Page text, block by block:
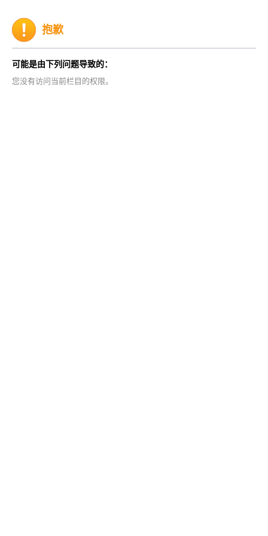
抱歉
可能是由下列问题导致的：
您没有访问当前栏目的权限。